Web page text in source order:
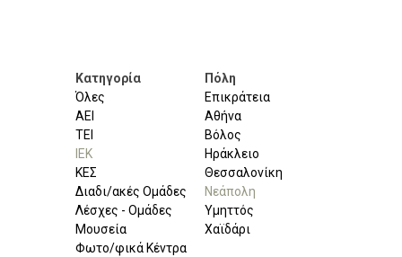
Κατηγορία
Όλες
ΑΕΙ
ΤΕΙ
ΙΕΚ
ΚΕΣ
Διαδι/ακές Ομάδες
Λέσχες - Ομάδες
Μουσεία
Φωτο/φικά Κέντρα
Πόλη
Επικράτεια
Αθήνα
Βόλος
Ηράκλειο
Θεσσαλονίκη
Νεάπολη
Υμηττός
Χαϊδάρι